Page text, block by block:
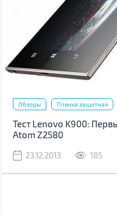
Обзоры Пленка защитная
Тест Lenovo K900:
Atom Z2580
23.12.2013 185